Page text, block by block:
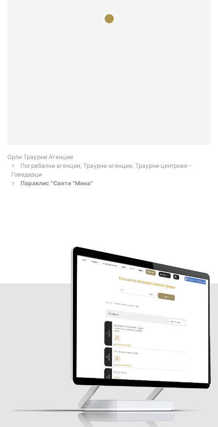
Орли Траурни Агенции
Погребални агенции, Траурни агенции, Траурни центрове -
Говедарци
Параклис "Свети "Мина"